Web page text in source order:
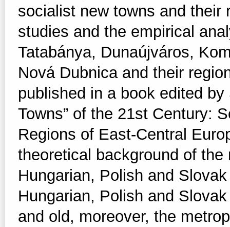
socialist new towns and their
studies and the empirical
Tatabánya, Dunaújváros,
Nová Dubnica and their
published in a book edited
Towns” of the 21st Century:
Regions of East-Central
theoretical background of
Hungarian, Polish and
Hungarian, Polish and
and old, moreover, the